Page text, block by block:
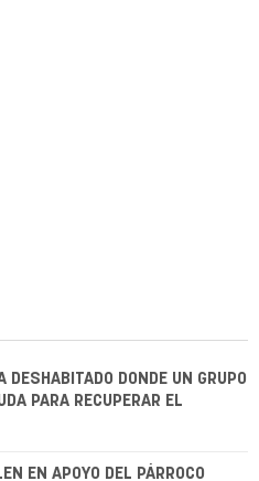
DESHABITADO DONDE UN GRUPO
PARA RECUPERAR EL
EN APOYO DEL PÁRROCO